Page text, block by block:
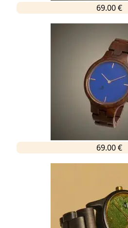
69.00 €
69.00 €